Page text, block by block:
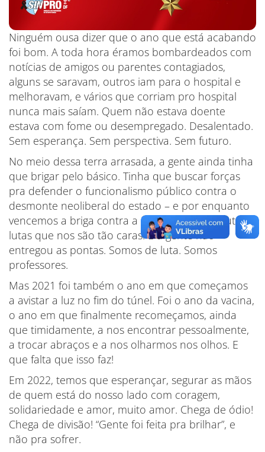
Ninguém ousa dizer que o ano que está acabando
foi bom. A toda hora éramos bombardeados com
notícias de amigos ou parentes contagiados,
alguns se saravam, outros iam para o hospital e
melhoravam, e vários que corriam pro hospital
nunca mais saíam. Quem não estava doente
estava com fome ou desempregado. Desalentado.
Sem esperança. Sem perspectiva. Sem futuro.
No meio dessa terra arrasada, a gente ainda tinha
que brigar pelo básico. Tinha que buscar forças
pra defender o funcionalismo público contra o
desmonte neoliberal do estado – e por enquanto
vencemos a briga contra a PEC32, e tantas outras
lutas que nos são tão caras. E a gente não
entregou as pontas. Somos de luta. Somos
professores.
Mas 2021 foi também o ano em que começamos
a avistar a luz no fim do túnel. Foi o ano da vacina,
o ano em que finalmente recomeçamos, ainda
que timidamente, a nos encontrar pessoalmente,
a trocar abraços e a nos olharmos nos olhos. E
que falta que isso faz!
Em 2022, temos que esperançar, segurar as mãos
de quem está do nosso lado com coragem,
solidariedade e amor, muito amor. Chega de ódio!
Chega de divisão! “Gente foi feita pra brilhar”, e
não pra sofrer.